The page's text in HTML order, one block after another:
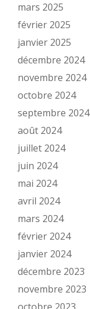
mars 2025
février 2025
janvier 2025
décembre 2024
novembre 2024
octobre 2024
septembre 2024
août 2024
juillet 2024
juin 2024
mai 2024
avril 2024
mars 2024
février 2024
janvier 2024
décembre 2023
novembre 2023